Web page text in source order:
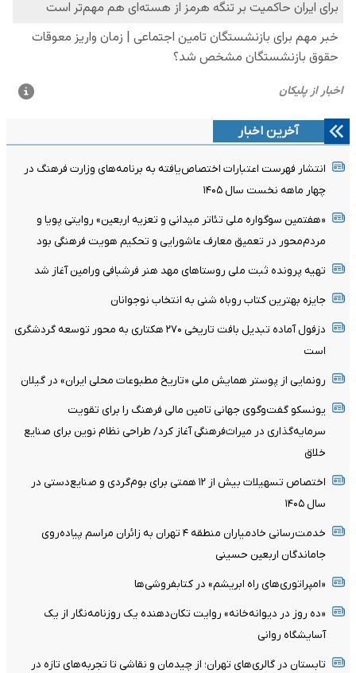
آخرین اخبار
انتشار فهرست اعتبارات اختصاص‌یافته به برنامه‌های وزارت فرهنگ در
چهار ماهه نخست سال ۱۴۰۵
«هفتمین سوگواره ملی تئاتر میدانی و تعزیه اربعین» روایتی پویا و
مردم‌محور در تعمیق معارف عاشورایی و تحکیم هویت فرهنگی بود
تهیه پرونده ثبت ملی روستاهای مهد هنر فرشبافی ورامین آغاز شد
جایزه بهترین کتاب روباه شنی به انتخاب نوجوانان
دزفول آماده تبدیل بافت تاریخی ۲۷۰ هکتاری به محور توسعه گردشگری
است
رونمایی از پوستر همایش ملی «تاریخ مطبوعات محلی ایران» در گیلان
یونسکو گفت‌وگوی جهانی تامین مالی فرهنگ را برای تقویت
سرمایه‌گذاری در میراث‌فرهنگی آغاز کرد/ طراحی نظام نوین برای صنایع
خلاق
اختصاص تسهیلات بیش از ۱۲ همتی برای بوم‌گردی و صنایع‌دستی در
سال ۱۴۰۵
خدمت‌رسانی خادمیاران منطقه ۴ تهران به زائران مراسم پیاده‌روی
جاماندگان اربعین حسینی
«امپراتوری‌های راه ابریشم» در کتابفروشی‌ها
«ده روز در دیوانه‌خانه» روایت تکان‌دهنده یک روزنامه‌نگار از یک
آسایشگاه روانی
تابستان در گالری‌های تهران؛ از چیدمان و نقاشی تا تجربه‌های تازه در